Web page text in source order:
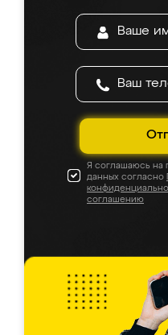
Я соглашаюсь на
данных согласно
соглашению